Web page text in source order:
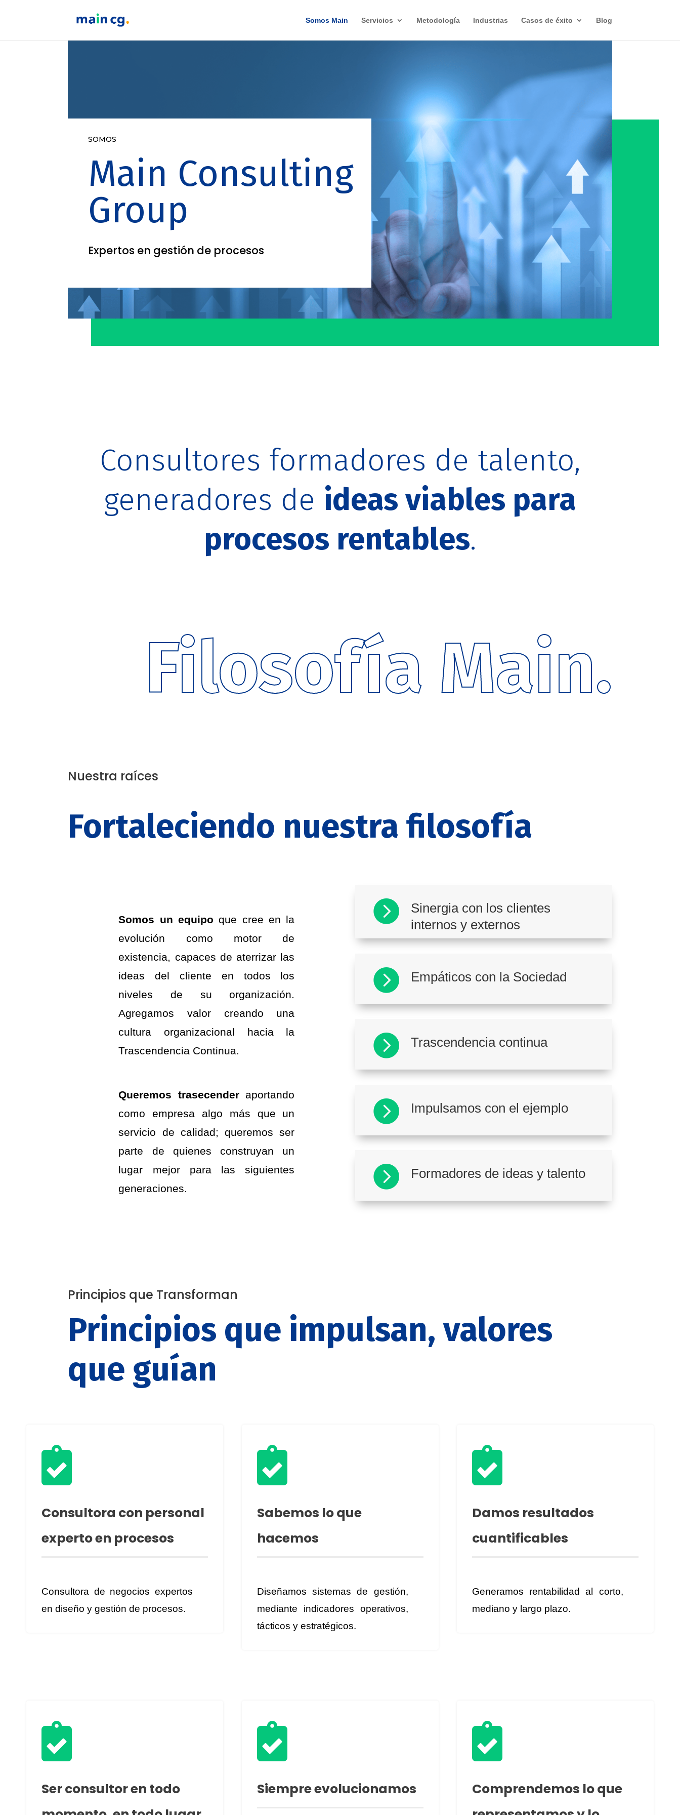
Somos Main Servicios Metodología Industrias Casos de éxito Blog
SOMOS
Main Consulting
Group
Expertos en gestión de procesos
Consultores formadores de talento,
generadores de ideas viables para
procesos rentables.
Filosofía Main.
Nuestra raíces
Fortaleciendo nuestra filosofía
Somos un equipo que cree en la
evolución como motor de
existencia, capaces de aterrizar las
ideas del cliente en todos los
niveles de su organización.
Agregamos valor creando una
cultura organizacional hacia la
Trascendencia Continua.
Queremos trasecender aportando
como empresa algo más que un
servicio de calidad; queremos ser
parte de quienes construyan un
lugar mejor para las siguientes
generaciones.

Sinergia con los clientes
internos y externos
 Empáticos con la Sociedad
 Trascendencia continua
 Impulsamos con el ejemplo
 Formadores de ideas y talento
Principios que Transforman
Principios que impulsan, valores
que guían

Consultora con personal
experto en procesos
Consultora de negocios expertos
en diseño y gestión de procesos.

Sabemos lo que
hacemos
Diseñamos sistemas de gestión,
mediante indicadores operativos,
tácticos y estratégicos.

Damos resultados
cuantificables
Generamos rentabilidad al corto,
mediano y largo plazo.

Ser consultor en todo

Siempre evolucionamos

Comprendemos lo que